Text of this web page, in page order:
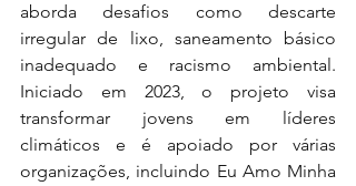
aborda desafios como descarte
irregular de lixo, saneamento básico
inadequado e racismo ambiental.
Iniciado em 2023, o projeto visa
transformar jovens em líderes
climáticos e é apoiado por várias
organizações, incluindo Eu Amo Minha